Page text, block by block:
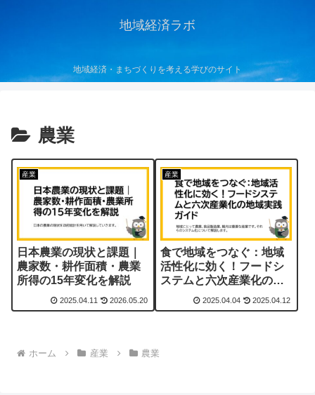
地域経済ラボ
地域経済・まちづくりを考える学びのサイト
農業
産業
日本農業の現状と課題｜
農家数・耕作面積・農業
所得の15年変化を解説
2025.04.11 2026.05.20
産業
食で地域をつなぐ：地域
活性化に効く！フードシ
ステムと六次産業化の地
域実践ガイド
2025.04.04 2025.04.12
ホーム 産業 農業